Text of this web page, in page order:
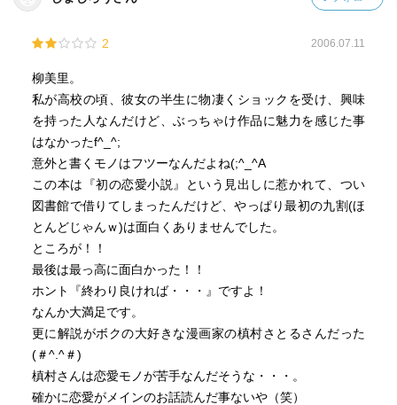
2 2006.07.11
柳美里。
私が高校の頃、彼女の半生に物凄くショックを受け、興味
を持った人なんだけど、ぶっちゃけ作品に魅力を感じた事
はなかったf^_^;
意外と書くモノはフツーなんだよね(;^_^A
この本は『初の恋愛小説』という見出しに惹かれて、つい
図書館で借りてしまったんだけど、やっぱり最初の九割(ほ
とんどじゃんｗ)は面白くありませんでした。
ところが！！
最後は最っ高に面白かった！！
ホント『終わり良ければ・・・』ですよ！
なんか大満足です。
更に解説がボクの大好きな漫画家の槙村さとるさんだった
(＃^.^＃)
槙村さんは恋愛モノが苦手なんだそうな・・・。
確かに恋愛がメインのお話読んだ事ないや（笑）